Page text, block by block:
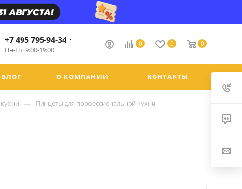
0 0 0
+7 495 795-94-34
Пн-Пт: 9:00-19:00
БЛОГ О КОМПАНИИ КОНТАКТЫ
— Пинцеты для профессиональной кухни